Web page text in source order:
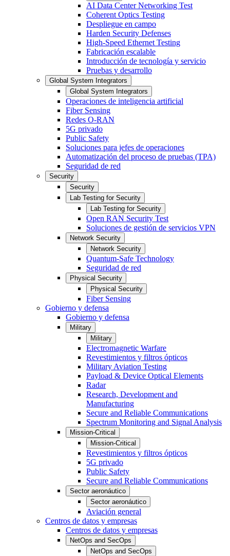
AI Data Center Networking Test
Coherent Optics Testing
Despliegue en campo
Harden Security Defenses
High-Speed Ethernet Testing
Fabricación escalable
Introducción de tecnología y servicio
Pruebas y desarrollo
Global System Integrators
Global System Integrators
Operaciones de inteligencia artificial
Fiber Sensing
Redes O-RAN
5G privado
Public Safety
Soluciones para jefes de operaciones
Automatización del proceso de pruebas (TPA)
Seguridad de red
Security
Security
Lab Testing for Security
Lab Testing for Security
Open RAN Security Test
Soluciones de gestión de servicios VPN
Network Security
Network Security
Quantum-Safe Technology
Seguridad de red
Physical Security
Physical Security
Fiber Sensing
Gobierno y defensa
Gobierno y defensa
Military
Military
Electromagnetic Warfare
Revestimientos y filtros ópticos
Military Aviation Testing
Payload & Device Optical Elements
Radar
Research, Development and
Manufacturing
Secure and Reliable Communications
Spectrum Monitoring and Signal Analysis
Mission-Critical
Mission-Critical
Revestimientos y filtros ópticos
5G privado
Public Safety
Secure and Reliable Communications
Sector aeronáutico
Sector aeronáutico
Aviación general
Centros de datos y empresas
Centros de datos y empresas
NetOps and SecOps
NetOps and SecOps